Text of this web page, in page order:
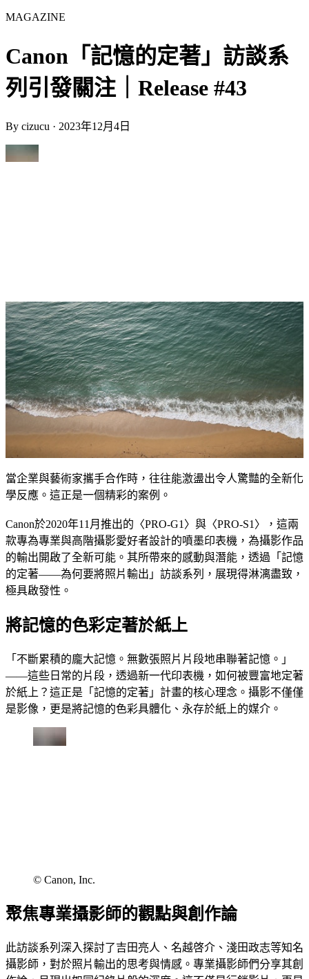
MAGAZINE
Canon「記憶的定著」訪談系
列引發關注｜Release #43
By cizucu · 2023年12月4日
當企業與藝術家攜手合作時，往往能激盪出令人驚豔的全新化
學反應。這正是一個精彩的案例。
Canon於2020年11月推出的〈PRO-G1〉與〈PRO-S1〉，這兩
款專為專業與高階攝影愛好者設計的噴墨印表機，為攝影作品
的輸出開啟了全新可能。其所帶來的感動與潛能，透過「記憶
的定著——為何要將照片輸出」訪談系列，展現得淋漓盡致，
極具啟發性。
將記憶的色彩定著於紙上
「不斷累積的龐大記憶。無數張照片片段地串聯著記憶。」
——這些日常的片段，透過新一代印表機，如何被豐富地定著
於紙上？這正是「記憶的定著」計畫的核心理念。攝影不僅僅
是影像，更是將記憶的色彩具體化、永存於紙上的媒介。
© Canon, Inc.
聚焦專業攝影師的觀點與創作論
此訪談系列深入探討了吉田亮人、名越啓介、淺田政志等知名
攝影師，對於照片輸出的思考與情感。專業攝影師們分享其創